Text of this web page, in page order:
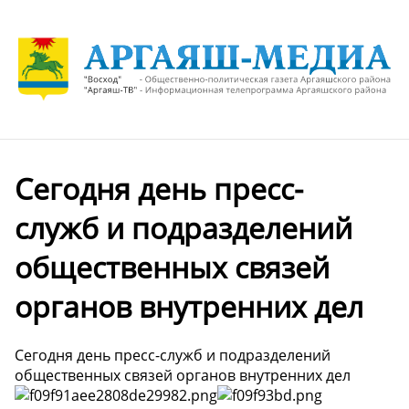
Сегодня день пресс-
служб и подразделений
общественных связей
органов внутренних дел
Сегодня день пресс-служб и подразделений
общественных связей органов внутренних дел